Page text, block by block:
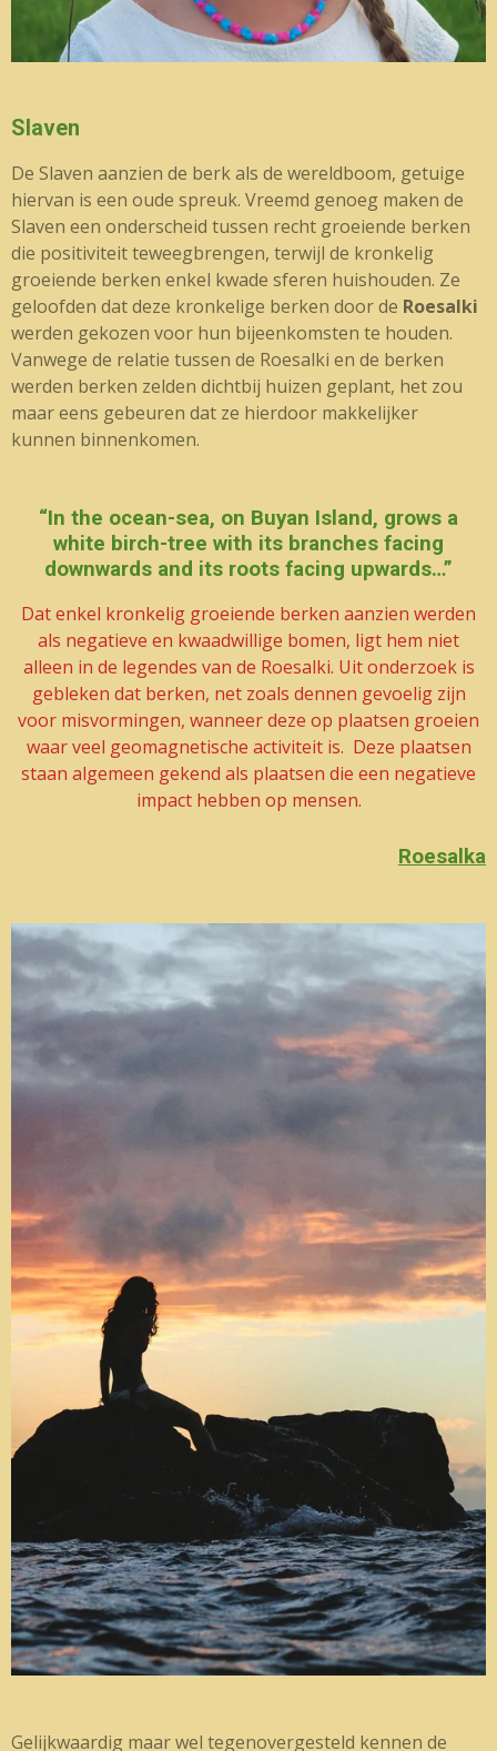
Slaven
De Slaven aanzien de berk als de wereldboom, getuige
hiervan is een oude spreuk. Vreemd genoeg maken de
Slaven een onderscheid tussen recht groeiende berken
die positiviteit teweegbrengen, terwijl de kronkelig
groeiende berken enkel kwade sferen huishouden. Ze
geloofden dat deze kronkelige berken door de Roesalki
werden gekozen voor hun bijeenkomsten te houden.
Vanwege de relatie tussen de Roesalki en de berken
werden berken zelden dichtbij huizen geplant, het zou
maar eens gebeuren dat ze hierdoor makkelijker
kunnen binnenkomen.
“In the ocean-sea, on Buyan Island, grows a
white birch-tree with its branches facing
downwards and its roots facing upwards…”
Dat enkel kronkelig groeiende berken aanzien werden
als negatieve en kwaadwillige bomen, ligt hem niet
alleen in de legendes van de Roesalki. Uit onderzoek is
gebleken dat berken, net zoals dennen gevoelig zijn
voor misvormingen, wanneer deze op plaatsen groeien
waar veel geomagnetische activiteit is. Deze plaatsen
staan algemeen gekend als plaatsen die een negatieve
impact hebben op mensen.
Roesalka
Gelijkwaardig maar wel tegenovergesteld kennen de